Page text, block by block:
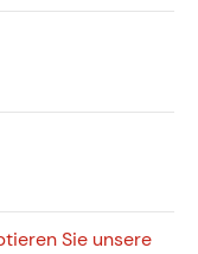
Sie unsere